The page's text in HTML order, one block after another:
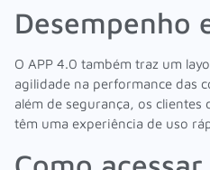
Desempenho
O APP 4.0 também traz um
agilidade na performance das
além de segurança, os
têm uma experiência de uso